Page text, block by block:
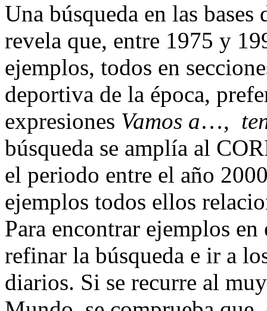
Una búsqueda en las
revela que, entre 1975 y
ejemplos, todos en
deportiva de la época,
expresiones Vamos a…,
búsqueda se amplía al
el periodo entre el año
ejemplos todos ellos
Para encontrar ejemplos
refinar la búsqueda e ir a
diarios. Si se recurre al